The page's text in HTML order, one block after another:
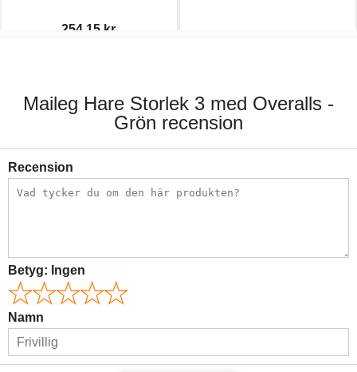
254,15 kr.
Maileg Hare Storlek 3 med Overalls -
Grön recension
Recension
Betyg: Ingen
Namn